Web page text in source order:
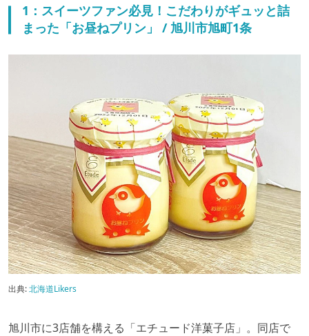
1：スイーツファン必見！こだわりがギュッと詰
まった「お昼ねプリン」 / 旭川市旭町1条
出典:北海道Likers
旭川市に3店舗を構える「エチュード洋菓子店」。同店で